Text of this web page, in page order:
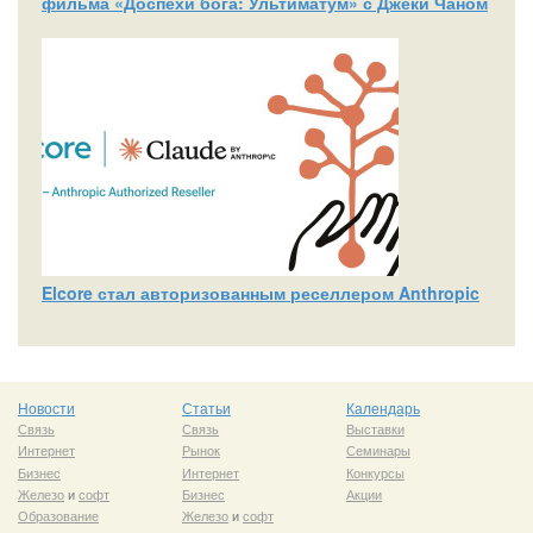
Elcore стал авторизованным реселлером Anthropic
Новости
Связь
Интернет
Бизнес
Железоисофт
Образование
Статьи
Связь
Рынок
Интернет
Бизнес
Железоисофт
Календарь
Выставки
Семинары
Конкурсы
Акции